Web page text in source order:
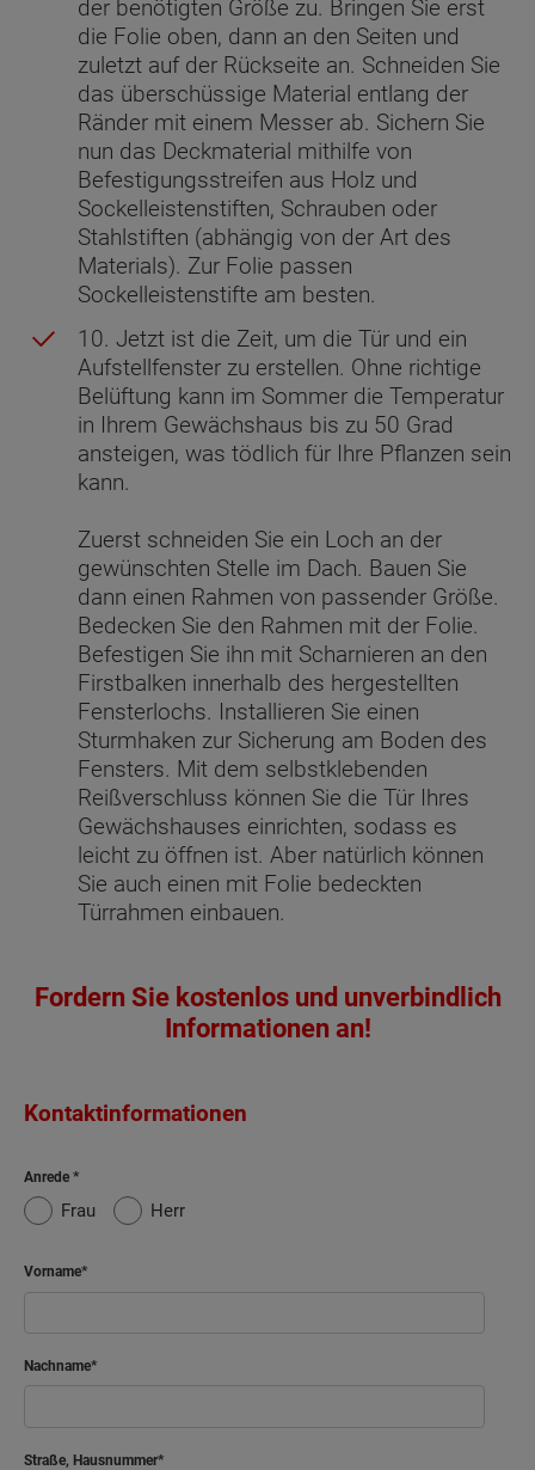
der benötigten Größe zu. Bringen Sie erst
die Folie oben, dann an den Seiten und
zuletzt auf der Rückseite an. Schneiden Sie
das überschüssige Material entlang der
Ränder mit einem Messer ab. Sichern Sie
nun das Deckmaterial mithilfe von
Befestigungsstreifen aus Holz und
Sockelleistenstiften, Schrauben oder
Stahlstiften (abhängig von der Art des
Materials). Zur Folie passen
Sockelleistenstifte am besten.
10. Jetzt ist die Zeit, um die Tür und ein
Aufstellfenster zu erstellen. Ohne richtige
Belüftung kann im Sommer die Temperatur
in Ihrem Gewächshaus bis zu 50 Grad
ansteigen, was tödlich für Ihre Pflanzen sein
kann.
Zuerst schneiden Sie ein Loch an der
gewünschten Stelle im Dach. Bauen Sie
dann einen Rahmen von passender Größe.
Bedecken Sie den Rahmen mit der Folie.
Befestigen Sie ihn mit Scharnieren an den
Firstbalken innerhalb des hergestellten
Fensterlochs. Installieren Sie einen
Sturmhaken zur Sicherung am Boden des
Fensters. Mit dem selbstklebenden
Reißverschluss können Sie die Tür Ihres
Gewächshauses einrichten, sodass es
leicht zu öffnen ist. Aber natürlich können
Sie auch einen mit Folie bedeckten
Türrahmen einbauen.
Fordern Sie kostenlos und unverbindlich
Informationen an!
Kontaktinformationen
Anrede
Frau Herr
Vorname
Nachname
Straße, Hausnummer